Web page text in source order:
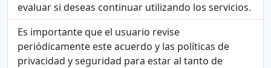
evaluar si deseas continuar utilizando los servicios.
Es importante que el usuario revise
periódicamente este acuerdo y las políticas de
privacidad y seguridad para estar al tanto de